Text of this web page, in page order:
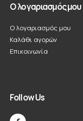
Ο λογαριασμός μου
Ο λογαριασμός μου
Καλάθι αγορών
Επικοινωνία
Follow Us